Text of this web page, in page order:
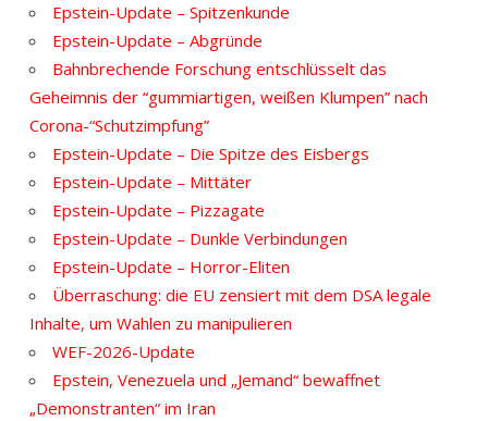
Epstein-Update – Spitzenkunde
Epstein-Update – Abgründe
Bahnbrechende Forschung entschlüsselt das
Geheimnis der “gummiartigen, weißen Klumpen” nach
Corona-“Schutzimpfung”
Epstein-Update – Die Spitze des Eisbergs
Epstein-Update – Mittäter
Epstein-Update – Pizzagate
Epstein-Update – Dunkle Verbindungen
Epstein-Update – Horror-Eliten
Überraschung: die EU zensiert mit dem DSA legale
Inhalte, um Wahlen zu manipulieren
WEF-2026-Update
Epstein, Venezuela und „Jemand“ bewaffnet
„Demonstranten“ im Iran